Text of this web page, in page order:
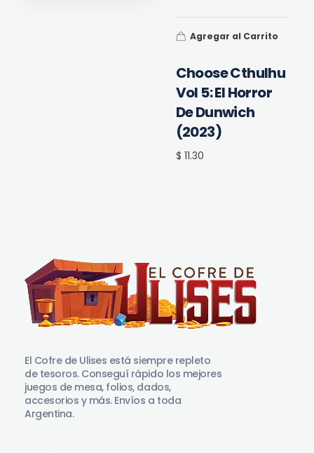
Choose Cthulhu
Vol 5: El Horror
De Dunwich
(2023)
$ 11.30
Agregar al Carrito
El Cofre de Ulises está siempre repleto
de tesoros. Conseguí rápido los mejores
juegos de mesa, folios, dados,
accesorios y más. Envíos a toda
Argentina.